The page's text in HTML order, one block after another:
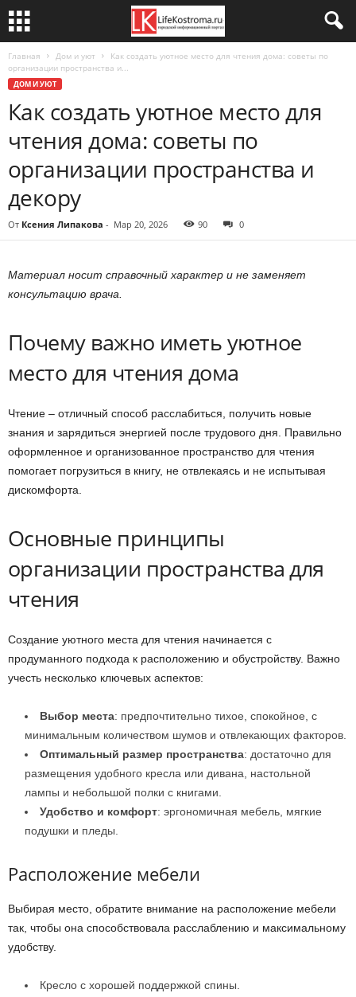
Главная Дом и уют
Как создать уютное место для чтения дома: советы по
организации пространства и...
ДОМ И УЮТ
Как создать уютное место для
чтения дома: советы по
организации пространства и
декору
От Ксения Липакова - Мар 20, 2026 90 0
Материал носит справочный характер и не заменяет
консультацию врача.
Почему важно иметь уютное
место для чтения дома
Чтение – отличный способ расслабиться, получить новые
знания и зарядиться энергией после трудового дня. Правильно
оформленное и организованное пространство для чтения
помогает погрузиться в книгу, не отвлекаясь и не испытывая
дискомфорта.
Основные принципы
организации пространства для
чтения
Создание уютного места для чтения начинается с
продуманного подхода к расположению и обустройству. Важно
учесть несколько ключевых аспектов:
Выбор места: предпочтительно тихое, спокойное, с
минимальным количеством шумов и отвлекающих факторов.
Оптимальный размер пространства: достаточно для
размещения удобного кресла или дивана, настольной
лампы и небольшой полки с книгами.
Удобство и комфорт: эргономичная мебель, мягкие
подушки и пледы.
Расположение мебели
Выбирая место, обратите внимание на расположение мебели
так, чтобы она способствовала расслаблению и максимальному
удобству.
Кресло с хорошей поддержкой спины.